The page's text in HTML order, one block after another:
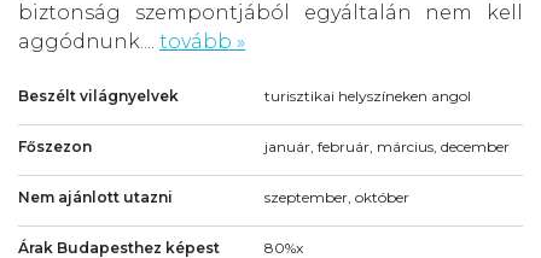
biztonság szempontjából egyáltalán nem kell
aggódnunk.... tovább »
Beszélt világnyelvek turisztikai helyszíneken angol
Főszezon január, február, március, december
Nem ajánlott utazni szeptember, október
Árak Budapesthez képest 80%x